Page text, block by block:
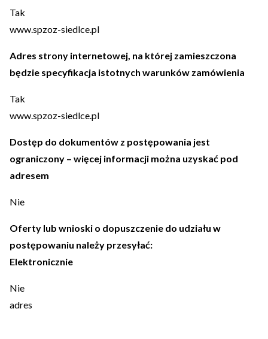
Tak
www.spzoz-siedlce.pl
Adres strony internetowej, na której zamieszczona
będzie specyfikacja istotnych warunków zamówienia
Tak
www.spzoz-siedlce.pl
Dostęp do dokumentów z postępowania jest
ograniczony – więcej informacji można uzyskać pod
adresem
Nie
Oferty lub wnioski o dopuszczenie do udziału w
postępowaniu należy przesyłać:
Elektronicznie
Nie
adres